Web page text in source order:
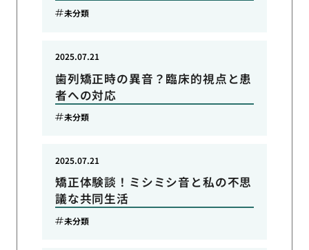
未分類
歯列矯正時の異音？臨床的視点と患
者への対応
2025.07.21
未分類
矯正体験談！ミシミシ音と私の不思
議な共同生活
2025.07.21
未分類